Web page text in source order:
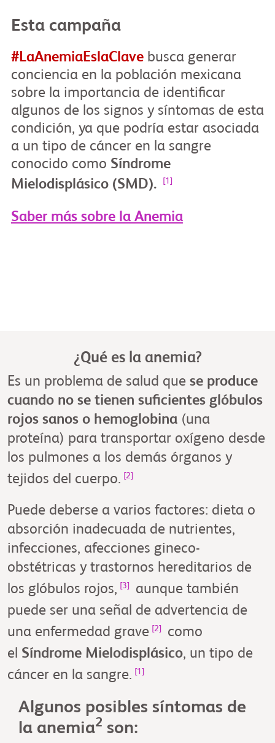
Esta campaña
#LaAnemiaEslaClave busca generar
conciencia en la población mexicana
sobre la importancia de identificar
algunos de los signos y síntomas de esta
condición, ya que podría estar asociada
a un tipo de cáncer en la sangre
conocido como Síndrome
Mielodisplásico (SMD).
[1]
Saber más sobre la Anemia
¿Qué es la anemia?
Es un problema de salud que se produce
cuando no se tienen suficientes glóbulos
rojos sanos o hemoglobina (una
proteína) para transportar oxígeno desde
los pulmones a los demás órganos y
tejidos del cuerpo. [2]
Puede deberse a varios factores: dieta o
absorción inadecuada de nutrientes,
infecciones, afecciones gineco-
obstétricas y trastornos hereditarios de
los glóbulos rojos, [3]
aunque también
puede ser una señal de advertencia de
una enfermedad grave [2]
como
el Síndrome Mielodisplásico, un tipo de
cáncer en la sangre. [1]
Algunos posibles síntomas de
la anemia2 son: